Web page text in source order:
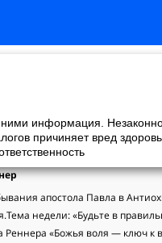
ними информация.
причиняет вред
апостола Павла в
недели: «Будьте в
Реннера «Божья воля — ключ к